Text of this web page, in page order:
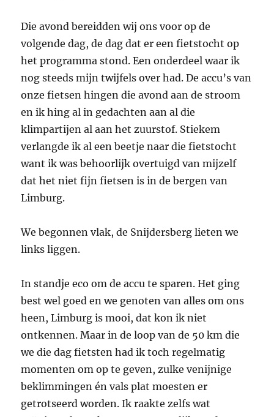
Die avond bereidden wij ons voor op de
volgende dag, de dag dat er een fietstocht op
het programma stond. Een onderdeel waar ik
nog steeds mijn twijfels over had. De accu’s van
onze fietsen hingen die avond aan de stroom
en ik hing al in gedachten aan al die
klimpartijen al aan het zuurstof. Stiekem
verlangde ik al een beetje naar die fietstocht
want ik was behoorlijk overtuigd van mijzelf
dat het niet fijn fietsen is in de bergen van
Limburg.
We begonnen vlak, de Snijdersberg lieten we
links liggen.
In standje eco om de accu te sparen. Het ging
best wel goed en we genoten van alles om ons
heen, Limburg is mooi, dat kon ik niet
ontkennen. Maar in de loop van de 50 km die
we die dag fietsten had ik toch regelmatig
momenten om op te geven, zulke venijnige
beklimmingen én vals plat moesten er
getrotseerd worden. Ik raakte zelfs wat